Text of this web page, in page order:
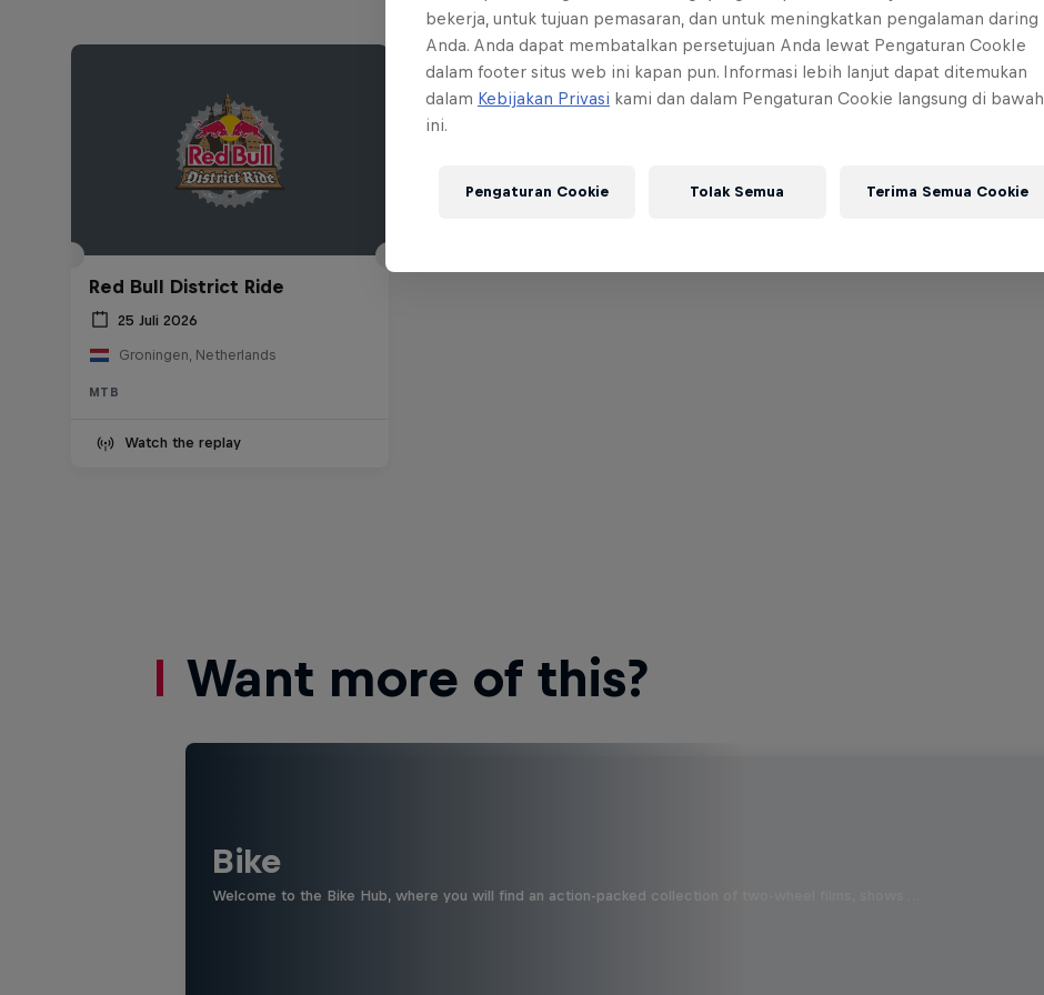
Red Bull District Ride
25 Juli 2026
Groningen, Netherlands
MTB
Watch the replay
Want more of this?
Bike
Welcome to the Bike Hub, where you will find an action-packed collection of two-wheel films, shows …
bekerja, untuk tujuan pemasaran, dan untuk meningkatkan pengalaman daring
Anda. Anda dapat membatalkan persetujuan Anda lewat Pengaturan CookIe
dalam footer situs web ini kapan pun. Informasi lebih lanjut dapat ditemukan
dalam Kebijakan Privasi kami dan dalam Pengaturan Cookie langsung di bawah
ini.
Pengaturan Cookie Tolak Semua Terima Semua Cookie